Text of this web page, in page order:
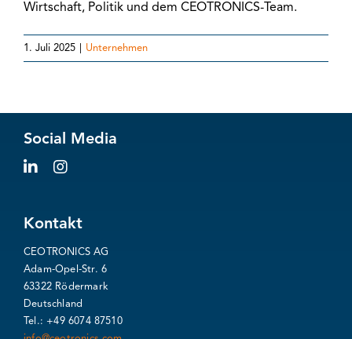
Wirtschaft, Politik und dem CEOTRONICS-Team.
1. Juli 2025 Unternehmen
Social Media
Kontakt
CEOTRONICS AG
Adam-Opel-Str. 6
63322 Rödermark
Deutschland
Tel.: +49 6074 87510